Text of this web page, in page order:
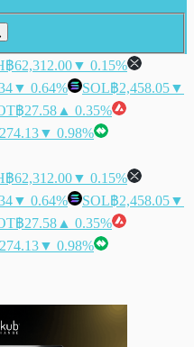
฿62,312.00▼ 0.15%
▼ 0.64% SOL฿2,458.05▼
฿27.58 ▲ 0.35%
▼ 0.98%
฿62,312.00▼ 0.15%
▼ 0.64% SOL฿2,458.05▼
฿27.58 ▲ 0.35%
▼ 0.98%